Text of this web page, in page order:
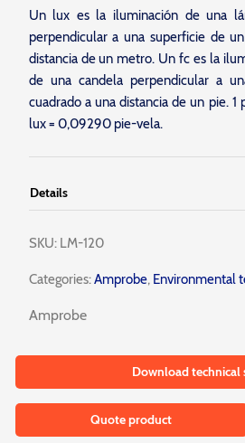
Un lux es la iluminación de una
perpendicular a una superficie de
distancia de un metro. Un fc es la
de una candela perpendicular a
cuadrado a una distancia de un pie. 1
lux = 0,09290 pie-vela.
Details
SKU: LM-120
Categories:Amprobe, Environmental
Amprobe
Download technical
Quote product